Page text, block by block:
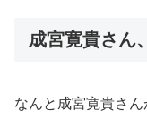
成宮寛貴さん
なんと成宮寛貴さ